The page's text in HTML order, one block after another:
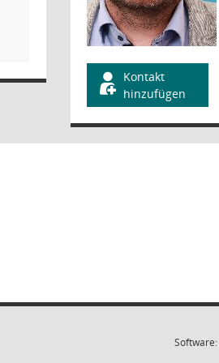
Kontakt
hinzufügen
Software: